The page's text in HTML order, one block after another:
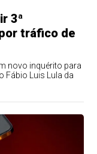
3ª
tráfico de
novo inquérito para
Fábio Luis Lula da